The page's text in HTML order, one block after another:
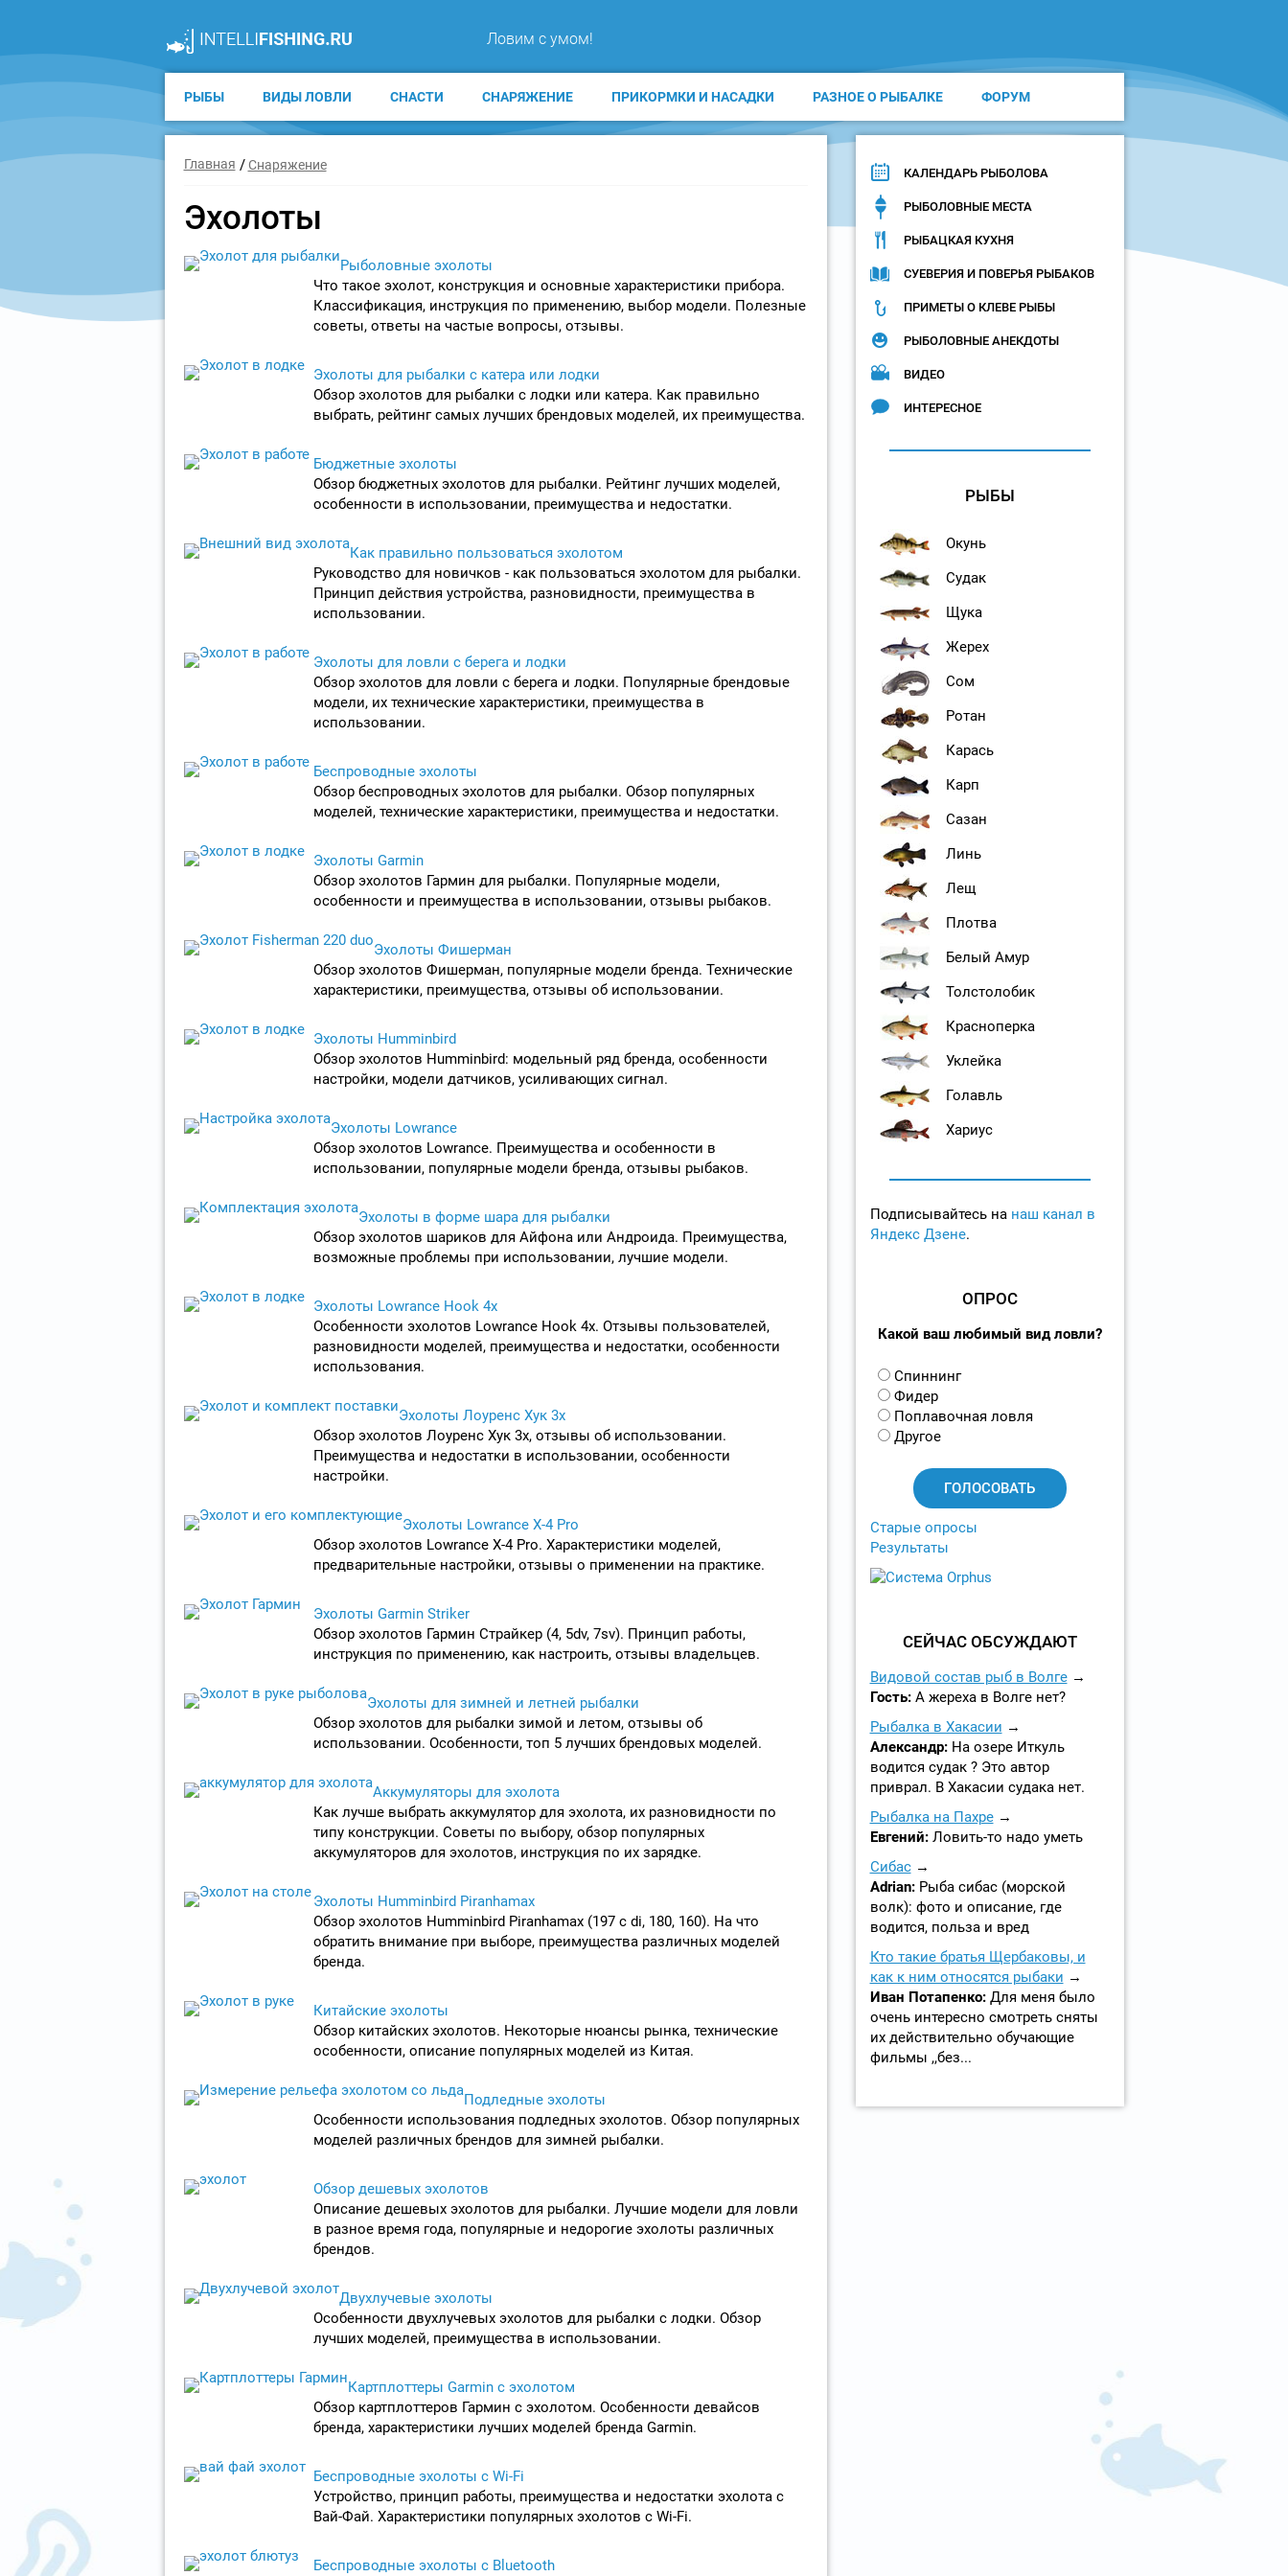
Ловим с умом!
РЫБЫ ВИДЫ ЛОВЛИ СНАСТИ СНАРЯЖЕНИЕ ПРИКОРМКИ И НАСАДКИ РАЗНОЕ О РЫБАЛКЕ ФОРУМ
Главная Снаряжение
Эхолоты
Рыболовные эхолоты
Что такое эхолот, конструкция и основные характеристики прибора.
Классификация, инструкция по применению, выбор модели. Полезные
советы, ответы на частые вопросы, отзывы.
Эхолоты для рыбалки с катера или лодки
Обзор эхолотов для рыбалки с лодки или катера. Как правильно
выбрать, рейтинг самых лучших брендовых моделей, их преимущества.
Бюджетные эхолоты
Обзор бюджетных эхолотов для рыбалки. Рейтинг лучших моделей,
особенности в использовании, преимущества и недостатки.
Как правильно пользоваться эхолотом
Руководство для новичков - как пользоваться эхолотом для рыбалки.
Принцип действия устройства, разновидности, преимущества в
использовании.
Эхолоты для ловли с берега и лодки
Обзор эхолотов для ловли с берега и лодки. Популярные брендовые
модели, их технические характеристики, преимущества в
использовании.
Беспроводные эхолоты
Обзор беспроводных эхолотов для рыбалки. Обзор популярных
моделей, технические характеристики, преимущества и недостатки.
Эхолоты Garmin
Обзор эхолотов Гармин для рыбалки. Популярные модели,
особенности и преимущества в использовании, отзывы рыбаков.
Эхолоты Фишерман
Обзор эхолотов Фишерман, популярные модели бренда. Технические
характеристики, преимущества, отзывы об использовании.
Эхолоты Humminbird
Обзор эхолотов Humminbird: модельный ряд бренда, особенности
настройки, модели датчиков, усиливающих сигнал.
Эхолоты Lowrance
Обзор эхолотов Lowrance. Преимущества и особенности в
использовании, популярные модели бренда, отзывы рыбаков.
Эхолоты в форме шара для рыбалки
Обзор эхолотов шариков для Айфона или Андроида. Преимущества,
возможные проблемы при использовании, лучшие модели.
Эхолоты Lowrance Hook 4x
Особенности эхолотов Lowrance Hook 4x. Отзывы пользователей,
разновидности моделей, преимущества и недостатки, особенности
использования.
Эхолоты Лоуренс Хук 3х
Обзор эхолотов Лоуренс Хук 3x, отзывы об использовании.
Преимущества и недостатки в использовании, особенности
настройки.
Эхолоты Lowrance X-4 Pro
Обзор эхолотов Lowrance X-4 Pro. Характеристики моделей,
предварительные настройки, отзывы о применении на практике.
Эхолоты Garmin Striker
Обзор эхолотов Гармин Страйкер (4, 5dv, 7sv). Принцип работы,
инструкция по применению, как настроить, отзывы владельцев.
Эхолоты для зимней и летней рыбалки
Обзор эхолотов для рыбалки зимой и летом, отзывы об
использовании. Особенности, топ 5 лучших брендовых моделей.
Аккумуляторы для эхолота
Как лучше выбрать аккумулятор для эхолота, их разновидности по
типу конструкции. Советы по выбору, обзор популярных
аккумуляторов для эхолотов, инструкция по их зарядке.
Эхолоты Humminbird Piranhamax
Обзор эхолотов Humminbird Piranhamax (197 c di, 180, 160). На что
обратить внимание при выборе, преимущества различных моделей
бренда.
Китайские эхолоты
Обзор китайских эхолотов. Некоторые нюансы рынка, технические
особенности, описание популярных моделей из Китая.
Подледные эхолоты
Особенности использования подледных эхолотов. Обзор популярных
моделей различных брендов для зимней рыбалки.
Обзор дешевых эхолотов
Описание дешевых эхолотов для рыбалки. Лучшие модели для ловли
в разное время года, популярные и недорогие эхолоты различных
брендов.
Двухлучевые эхолоты
Особенности двухлучевых эхолотов для рыбалки с лодки. Обзор
лучших моделей, преимущества в использовании.
Картплоттеры Garmin с эхолотом
Обзор картплоттеров Гармин с эхолотом. Особенности девайсов
бренда, характеристики лучших моделей бренда Garmin.
Беспроводные эхолоты с Wi-Fi
Устройство, принцип работы, преимущества и недостатки эхолота c
Вай-Фай. Характеристики популярных эхолотов c Wi-Fi.
Беспроводные эхолоты с Bluetooth
КАЛЕНДАРЬ РЫБОЛОВА
РЫБОЛОВНЫЕ МЕСТА
РЫБАЦКАЯ КУХНЯ
СУЕВЕРИЯ И ПОВЕРЬЯ РЫБАКОВ
ПРИМЕТЫ О КЛЕВЕ РЫБЫ
РЫБОЛОВНЫЕ АНЕКДОТЫ
ВИДЕО
ИНТЕРЕСНОЕ
РЫБЫ
Окунь
Судак
Щука
Жерех
Сом
Ротан
Карась
Карп
Сазан
Линь
Лещ
Плотва
Белый Амур
Толстолобик
Красноперка
Уклейка
Голавль
Хариус
Подписывайтесь на наш канал в
Яндекс Дзене.
ОПРОС
Какой ваш любимый вид ловли?
В
а
р
и
Спиннинг
Фидер
Поплавочная ловля
Другое
Старые опросы
Результаты
СЕЙЧАС ОБСУЖДАЮТ
Видовой состав рыб в Волге
Гость: А жереха в Волге нет?
Рыбалка в Хакасии
Александр: На озере Иткуль
водится судак ? Это автор
приврал. В Хакасии судака нет.
Рыбалка на Пахре
Евгений: Ловить-то надо уметь
Сибас
Adrian: Рыба сибас (морской
волк): фото и описание, где
водится, польза и вред
Кто такие братья Щербаковы, и
как к ним относятся рыбаки
Иван Потапенко: Для меня было
очень интересно смотреть сняты
их действительно обучающие
фильмы ,,без...